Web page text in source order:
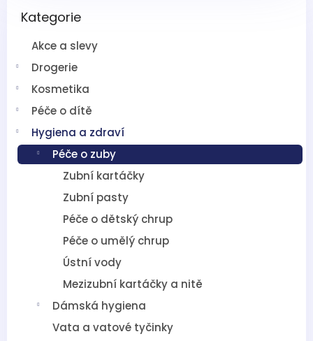
kategorie
Kategorie
Akce a slevy
Drogerie
Kosmetika
Péče o dítě
Hygiena a zdraví
Péče o zuby
Zubní kartáčky
Zubní pasty
Péče o dětský chrup
Péče o umělý chrup
Ústní vody
Mezizubní kartáčky a nitě
Dámská hygiena
Vata a vatové tyčinky